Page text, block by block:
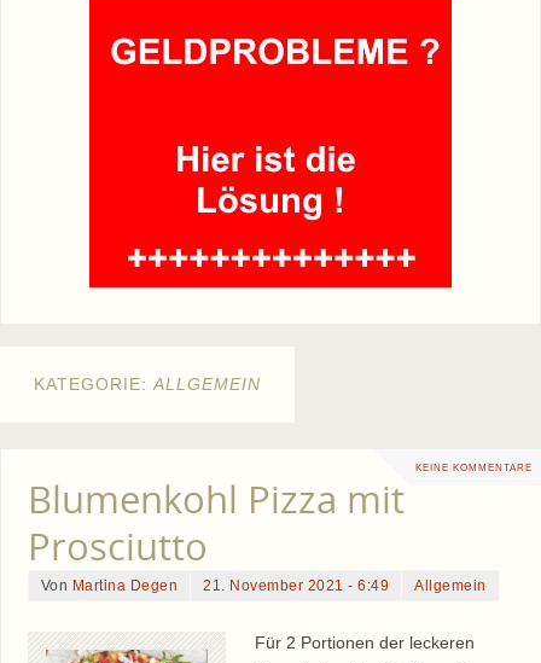
KATEGORIE: ALLGEMEIN
KEINE KOMMENTARE
Blumenkohl Pizza mit
Prosciutto
Von Martina Degen 21. November 2021 - 6:49 Allgemein
Für 2 Portionen der leckeren